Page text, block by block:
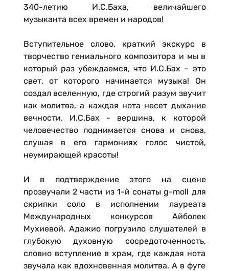
340-летию И.С.Баха, величайшего
музыканта всех времен и народов!
Вступительное слово, краткий экскурс в
творчество гениального композитора и мы в
который раз убеждаемся, что И.С.Бах – это
свет, от которого начинается музыка! Он
создал вселенную, где строгий разум звучит
как молитва, а каждая нота несет дыхание
вечности. И.С.Бах - вершина, к которой
человечество поднимается снова и снова,
слушая в его гармониях голос чистой,
неумирающей красоты!
И в подтверждение этого на сцене
прозвучали 2 части из 1-й сонаты g-moll для
скрипки соло в исполнении лауреата
Международных конкурсов Айболек
Мухиевой. Адажио погрузило слушателей в
глубокую духовную сосредоточенность,
словно вступление в храм, где каждая нота
звучала как вдохновенная молитва. А в фуге